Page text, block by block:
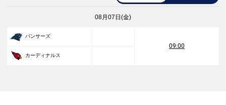
08月07日(金)
パンサーズ
09:00
カーディナルス